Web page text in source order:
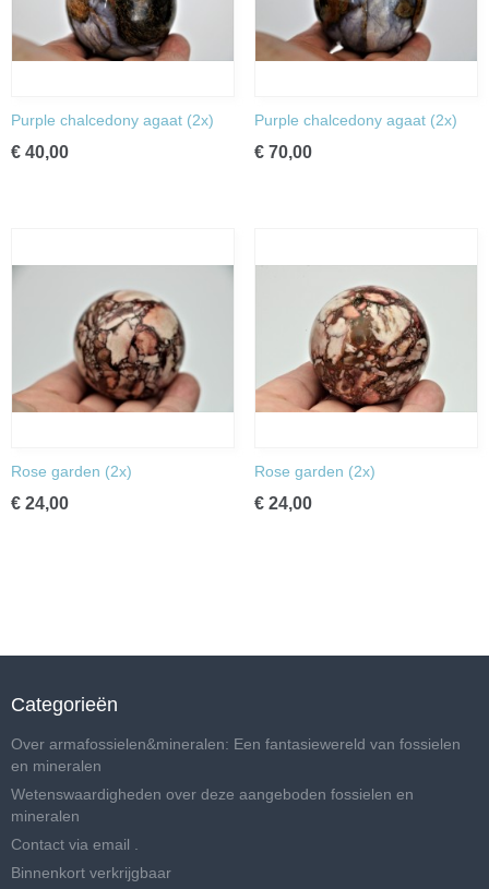
Purple chalcedony agaat (2x)
€ 40,00
Purple chalcedony agaat (2x)
€ 70,00
Rose garden (2x)
€ 24,00
Rose garden (2x)
€ 24,00
Categorieën
Over armafossielen&mineralen: Een fantasiewereld van fossielen
en mineralen
Wetenswaardigheden over deze aangeboden fossielen en
mineralen
Contact via email .
Binnenkort verkrijgbaar